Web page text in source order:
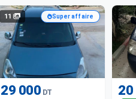
11 Super affaire
29 000 DT 20